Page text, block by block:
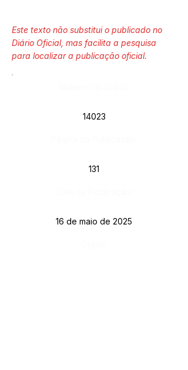
Este texto não substitui o publicado no
Diário Oficial, mas facilita a pesquisa
para localizar a publicação oficial.
14023
131
16 de maio de 2025